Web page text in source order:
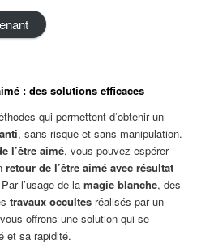
: des solutions efficaces
qui permettent d’obtenir un
, sans risque et sans manipulation.
l’être aimé, vous pouvez espérer
retour de l’être aimé avec résultat
l’usage de lamagie blanche, des
travaux occultes réalisés par un
offrons une solution qui se
et sa rapidité.